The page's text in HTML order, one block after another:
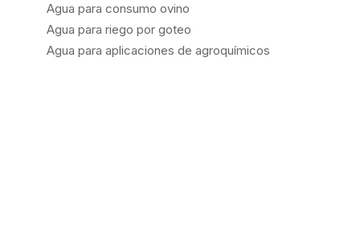
Agua para consumo ovino
Agua para riego por goteo
Agua para aplicaciones de agroquímicos